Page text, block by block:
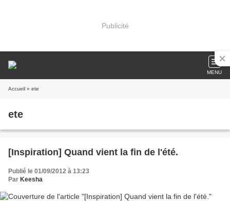
Publicité
MENU
Accueil » ete
ete
[Inspiration] Quand vient la fin de l'été.
Publié le 01/09/2012 à 13:23
Par Keesha